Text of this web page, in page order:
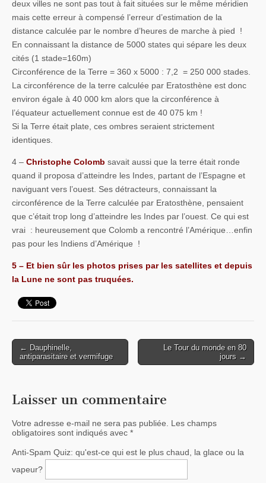
deux villes ne sont pas tout à fait situées sur le même méridien
mais cette erreur à compensé l’erreur d’estimation de la
distance calculée par le nombre d’heures de marche à pied !
En connaissant la distance de 5000 states qui sépare les deux
cités (1 stade=160m)
Circonférence de la Terre = 360 x 5000 : 7,2 = 250 000 stades.
La circonférence de la terre calculée par Eratosthène est donc
environ égale à 40 000 km alors que la circonférence à
l’équateur actuellement connue est de 40 075 km !
Si la Terre était plate, ces ombres seraient strictement
identiques.
4 – Christophe Colomb savait aussi que la terre était ronde
quand il proposa d’atteindre les Indes, partant de l’Espagne et
naviguant vers l’ouest. Ses détracteurs, connaissant la
circonférence de la Terre calculée par Eratosthène, pensaient
que c’était trop long d’atteindre les Indes par l’ouest. Ce qui est
vrai : heureusement que Colomb a rencontré l’Amérique…enfin
pas pour les Indiens d’Amérique !
5 – Et bien sûr les photos prises par les satellites et depuis
la Lune ne sont pas truquées.
Post navigation
← Dauphinelle,
antiparasitaire et vermifuge
Le Tour du monde en 80
jours →
Laisser un commentaire
Votre adresse e-mail ne sera pas publiée.
Les champs
obligatoires sont indiqués avec *
Anti-Spam Quiz: qu'est-ce qui est le plus chaud, la glace ou la
vapeur?